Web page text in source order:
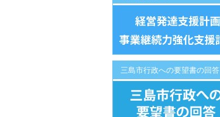
三島市行政への要望書の回答